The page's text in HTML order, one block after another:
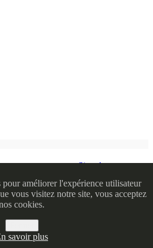
Signaler une erreur
améliorer l'expérience utilisateur
vous visitez notre site, vous acceptez
cookies.
savoir plus